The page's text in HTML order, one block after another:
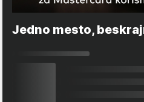
Jedno mesto,